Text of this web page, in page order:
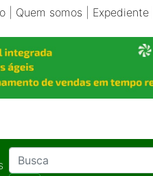
| Quem somos Expediente|